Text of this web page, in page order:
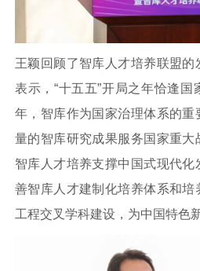
王颖回顾了智库人才培养联盟
表示，“十五五”开局之年恰逢国
年，智库作为国家治理体系的
量的智库研究成果服务国家重大
智库人才培养支撑中国式现代
善智库人才建制化培养体系和
工程交叉学科建设，为中国特色